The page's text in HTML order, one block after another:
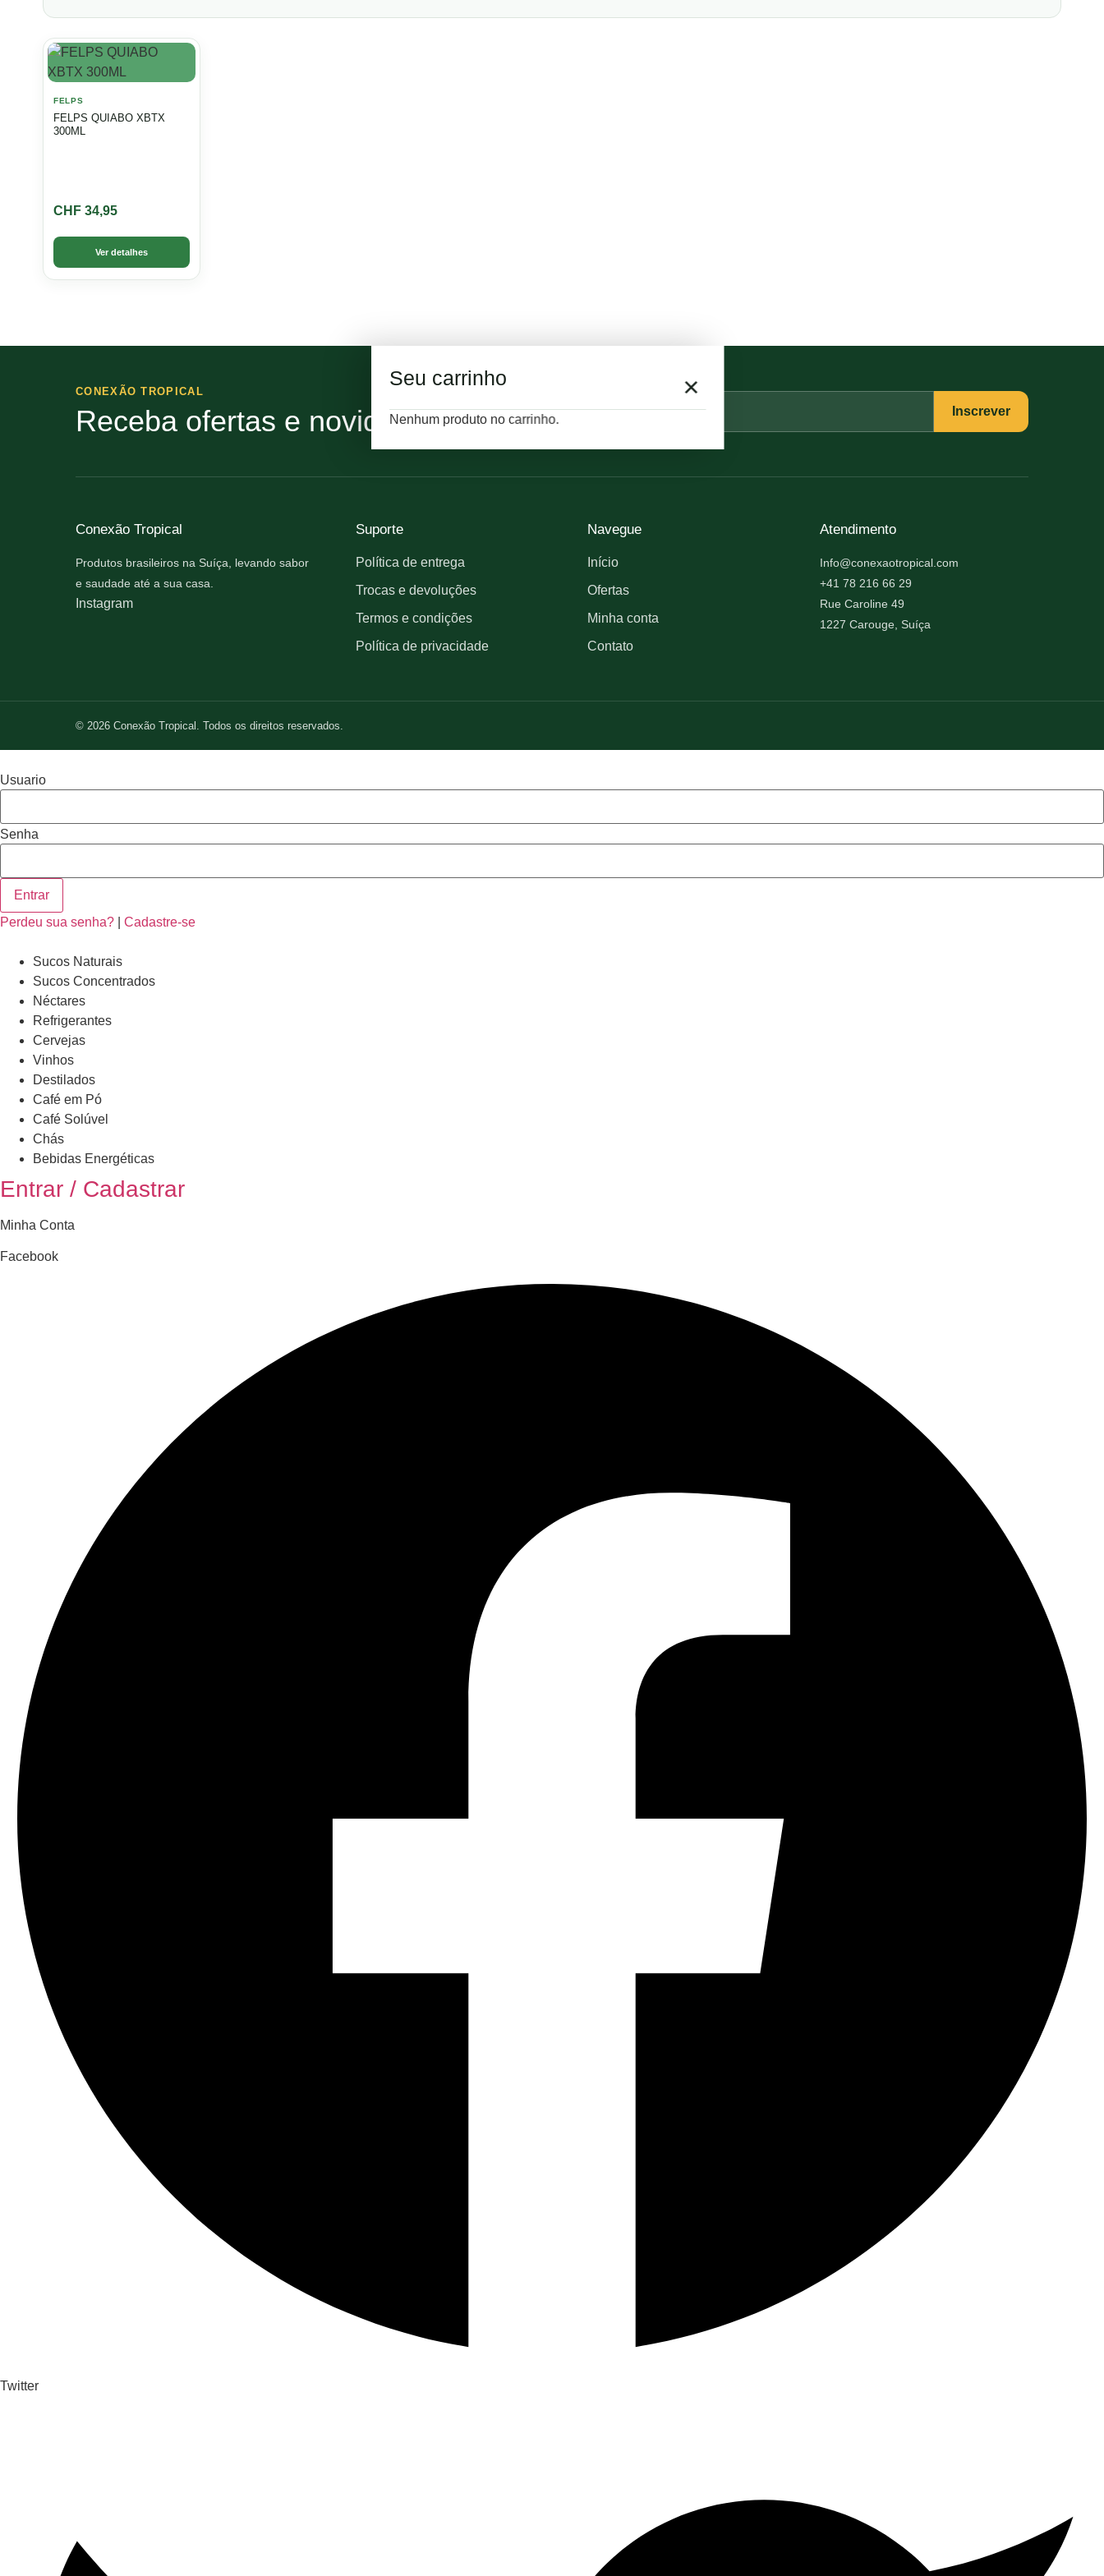
FELPS
FELPS QUIABO XBTX
300ML
CHF 34,95
Ver detalhes
Seu carrinho ×
Nenhum produto no carrinho.
CONEXÃO TROPICAL
Receba ofertas e novidades
e-
Inscrever
Conexão Tropical
Produtos brasileiros na Suíça, levando sabor
e saudade até a sua casa.
Instagram
Suporte
Política de entrega
Trocas e devoluções
Termos e condições
Política de privacidade
Navegue
Início
Ofertas
Minha conta
Contato
Atendimento
Info@conexaotropical.com
+41 78 216 66 29
Rue Caroline 49
1227 Carouge, Suíça
© 2026 Conexão Tropical. Todos os direitos reservados.
Usuario
Senha
Entrar
Perdeu sua senha?
Cadastre-se
Sucos Naturais
Sucos Concentrados
Néctares
Refrigerantes
Cervejas
Vinhos
Destilados
Café em Pó
Café Solúvel
Chás
Bebidas Energéticas
Entrar / Cadastrar
Minha Conta
Facebook
Twitter